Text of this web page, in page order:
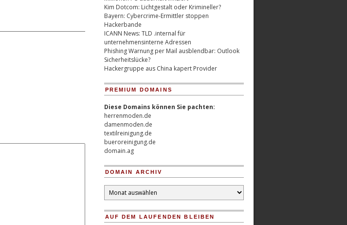
Kim Dotcom: Lichtgestalt oder Krimineller?
Bayern: Cybercrime-Ermittler stoppen
Hackerbande
ICANN News: TLD .internal für
unternehmensinterne Adressen
Phishing Warnung per Mail ausblendbar: Outlook
Sicherheitslücke?
Hackergruppe aus China kapert Provider
PREMIUM DOMAINS
Diese Domains können Sie pachten:
herrenmoden.de
damenmoden.de
textilreinigung.de
bueroreinigung.de
domain.ag
DOMAIN ARCHIV
Domain
Archiv
AUF DEM LAUFENDEN BLEIBEN